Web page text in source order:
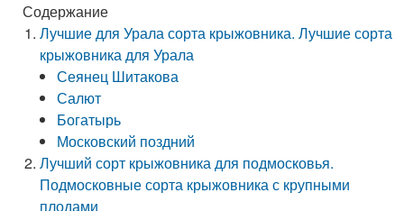
Содержание
Лучшие для Урала сорта крыжовника. Лучшие сорта
крыжовника для Урала
Сеянец Шитакова
Салют
Богатырь
Московский поздний
Лучший сорт крыжовника для подмосковья.
Подмосковные сорта крыжовника с крупными
плодами